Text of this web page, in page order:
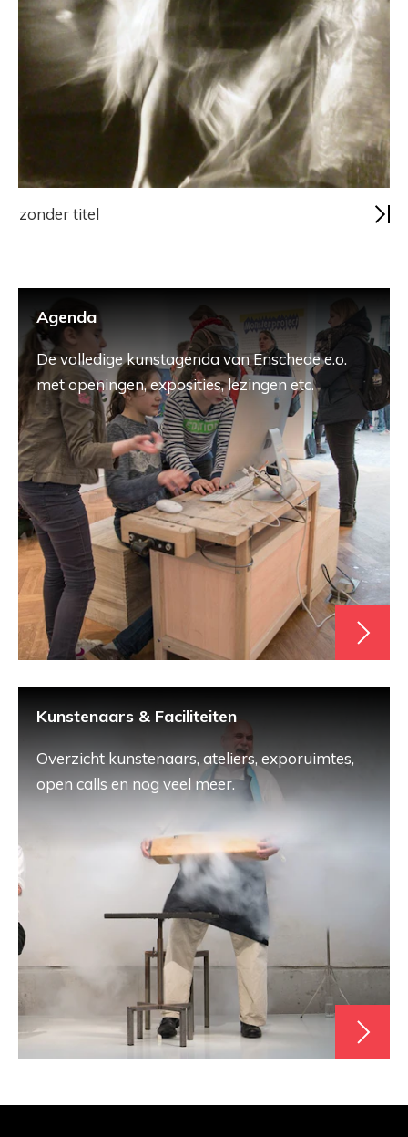
zonder titel
Agenda
De volledige kunstagenda van Enschede e.o.
met openingen, exposities, lezingen etc.
Kunstenaars & Faciliteiten
Overzicht kunstenaars, ateliers, exporuimtes,
open calls en nog veel meer.